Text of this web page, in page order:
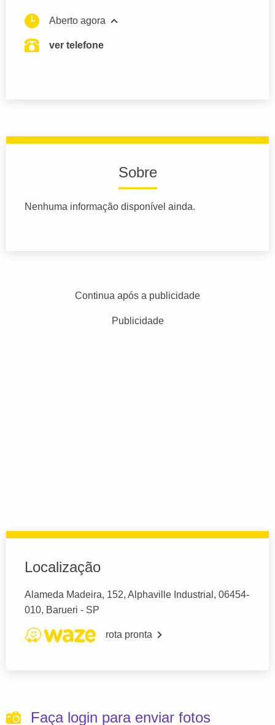
Aberto agora
ver telefone
Sobre
Nenhuma informação disponível ainda.
Continua após a publicidade
Publicidade
Localização
Alameda Madeira, 152, Alphaville Industrial, 06454-
010, Barueri - SP
rota pronta
Faça login para enviar fotos